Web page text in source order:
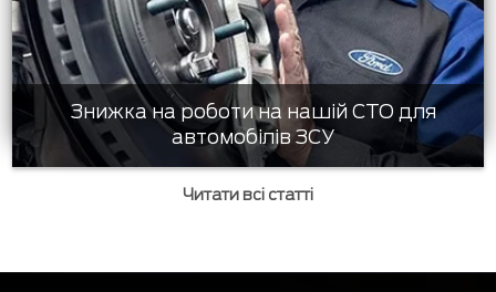
Знижка на роботи на нашій СТО для
автомобілів ЗСУ
Читати всі статті